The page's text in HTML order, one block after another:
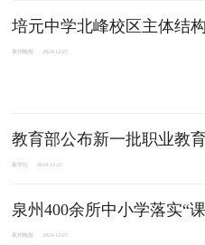
培元中学北峰校区主体结
泉州晚报 2024-12-25
教育部公布新一批职业教
新华社 2024-12-25
泉州400余所中小学落实“
泉州晚报 2024-12-23